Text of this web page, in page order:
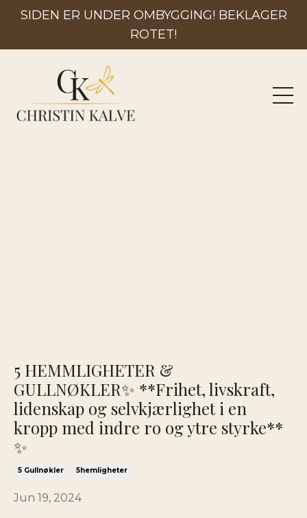
SIDEN ER UNDER OMBYGGING! BEKLAGER
ROTET!
5 HEMMLIGHETER &
GULLNØKLER✨ **Frihet, livskraft,
lidenskap og selvkjærlighet i en
kropp med indre ro og ytre styrke**
✨
5 Gullnøkler 5hemligheter
Jun 19, 2024